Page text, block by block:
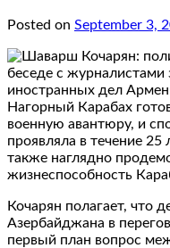
Posted on September 3,
беседе с журналистами
иностранных дел
Нагорный Карабах
военную авантюру, и
проявляла в течение 25
также наглядно
жизнеспособность
Кочарян полагает, что
Азербайджана в
первый план вопрос